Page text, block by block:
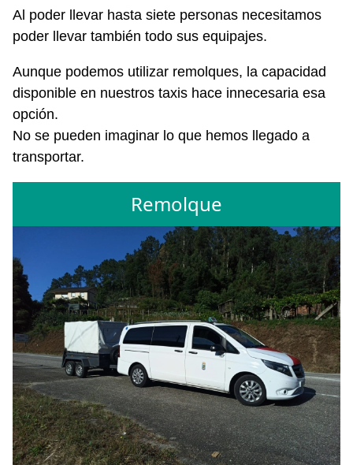
Al poder llevar hasta siete personas necesitamos
poder llevar también todo sus equipajes.
Aunque podemos utilizar remolques, la capacidad
disponible en nuestros taxis hace innecesaria esa
opción.
No se pueden imaginar lo que hemos llegado a
transportar.
Remolque